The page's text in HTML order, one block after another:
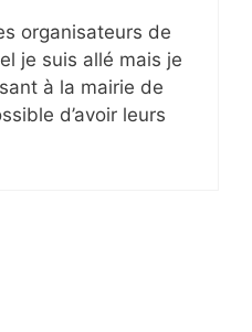
organisateurs de
je suis allé mais je
à la mairie de
d’avoir leurs